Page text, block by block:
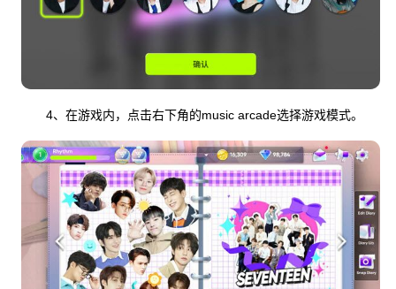
4、在游戏内，点击右下角的music arcade选择游戏模式。